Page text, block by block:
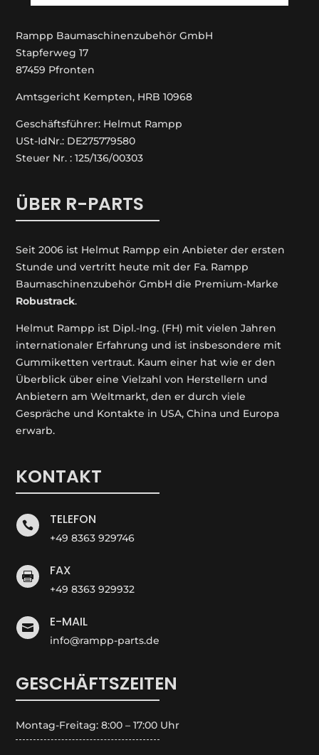
Rampp Baumaschinenzubehör GmbH
Stapferweg 17
87459 Pfronten
Amtsgericht Kempten, HRB 10968
Geschäftsführer: Helmut Rampp
USt-IdNr.: DE275779580
Steuer Nr. : 125/136/00303
ÜBER R-PARTS
Seit 2006 ist Helmut Rampp ein An­bieter der ersten
Stunde und vertritt heute mit der Fa. Rampp
Baumaschinenzubehör GmbH die Premium-Marke
Robustrack.
Helmut Rampp ist Dipl.-Ing. (FH) mit vielen Jahren
internationaler Erfahrung und ist insbesondere mit
Gummiketten vertraut. Kaum einer hat wie er den
Überblick über eine Vielzahl von Herstellern und
Anbietern am Weltmarkt, den er durch viele
Gespräche und Kontakte in USA, China und Europa
erwarb.
KONTAKT
 TELEFON
+49 8363 929746
 FAX
+49 8363 929932
 E-MAIL
info@rampp-parts.de
GESCHÄFTSZEITEN
Montag-Freitag: 8:00 – 17:00 Uhr